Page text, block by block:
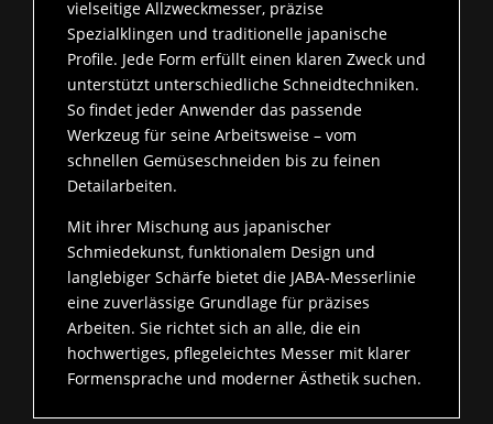
vielseitige Allzweckmesser, präzise
Spezialklingen und traditionelle japanische
Profile. Jede Form erfüllt einen klaren Zweck und
unterstützt unterschiedliche Schneidtechniken.
So findet jeder Anwender das passende
Werkzeug für seine Arbeitsweise – vom
schnellen Gemüseschneiden bis zu feinen
Detailarbeiten.
Mit ihrer Mischung aus japanischer
Schmiedekunst, funktionalem Design und
langlebiger Schärfe bietet die JABA‑Messerlinie
eine zuverlässige Grundlage für präzises
Arbeiten. Sie richtet sich an alle, die ein
hochwertiges, pflegeleichtes Messer mit klarer
Formensprache und moderner Ästhetik suchen.